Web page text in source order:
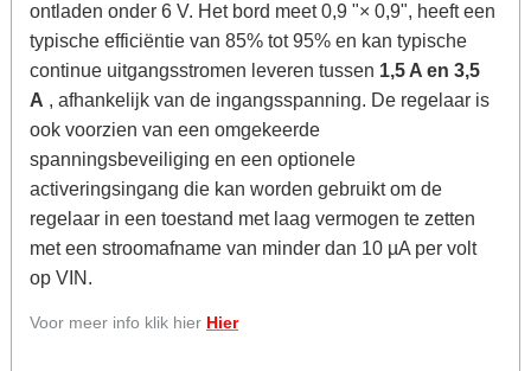
ontladen onder 6 V. Het bord meet 0,9 "× 0,9", heeft een
typische efficiëntie van 85% tot 95% en kan typische
continue uitgangsstromen leveren tussen 1,5 A en 3,5
A , afhankelijk van de ingangsspanning. De regelaar is
ook voorzien van een omgekeerde
spanningsbeveiliging en een optionele
activeringsingang die kan worden gebruikt om de
regelaar in een toestand met laag vermogen te zetten
met een stroomafname van minder dan 10 µA per volt
op VIN.
Voor meer info klik hier Hier